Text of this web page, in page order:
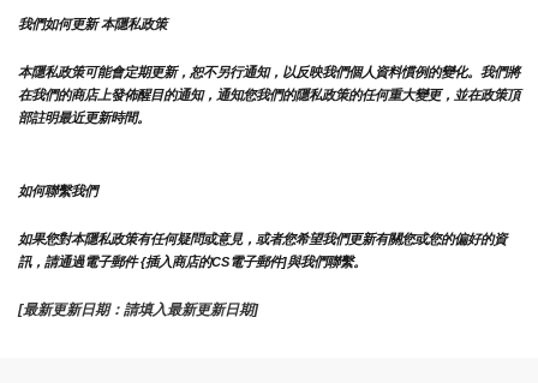
我們如何更新 本隱私政策
本隱私政策可能會定期更新，恕不另行通知，以反映我們個人資料慣例的變化。我們將
在我們的商店上發佈醒目的通知，通知您我們的隱私政策的任何重大變更，並在政策頂
部註明最近更新時間。
如何聯繫我們
如果您對本隱私政策有任何疑問或意見，或者您希望我們更新有關您或您的偏好的資
訊，請通過電子郵件 {插入商店的CS電子郵件]與我們聯繫。
[最新更新日期：請填入最新更新日期]